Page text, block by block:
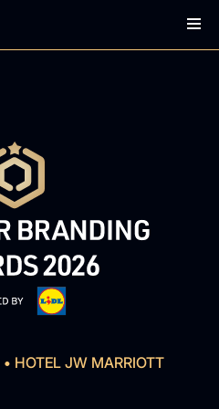
• HOTEL JW MARRIOTT